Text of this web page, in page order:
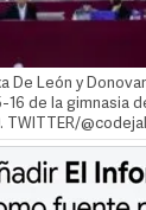
De León y
de la gimnasia
TWITTER/